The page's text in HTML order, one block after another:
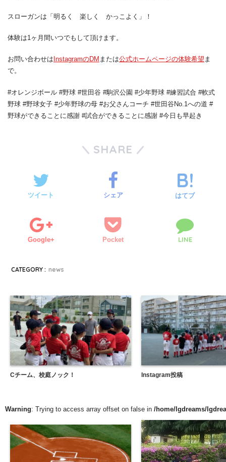
スローガンは「明るく 楽しく かっこよく」！
体験は1ヶ月間いつでもして頂けます。
お問い合わせは InstagramのDM または公式ホームページの体験希望 ま
で。
#オレンジボール #野球 #世田谷 #駒沢公園 #少年野球 #練習試合 #軟式
野球 #野球女子 #少年野球の母 #お父さんコーチ #世田谷No.1への道 #
野球ができることに感謝 #試合ができることに感謝 #今日も早起き
SHARE
ツイート シェア はてブ
Google+ Pocket LINE
CATEGORY : news
Cチーム、校庭ノック！ Instagram投稿
Warning: Trying to access array offset on false in /home/lgdreams/